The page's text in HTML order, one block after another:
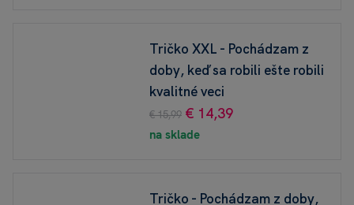
Tričko XXL - Pochádzam z
doby, keď sa robili ešte robili
kvalitné veci
na sklade
€ 15,99 € 14,39
Tričko - Pochádzam z doby,